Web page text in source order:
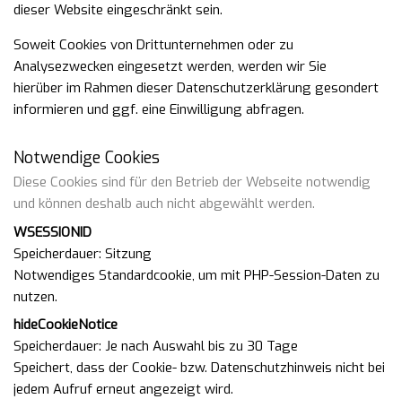
dieser Website eingeschränkt sein.
Soweit Cookies von Drittunternehmen oder zu
Analysezwecken eingesetzt werden, werden wir Sie
hierüber im Rahmen dieser Datenschutzerklärung gesondert
informieren und ggf. eine Einwilligung abfragen.
Notwendige Cookies
Diese Cookies sind für den Betrieb der Webseite notwendig
und können deshalb auch nicht abgewählt werden.
WSESSIONID
Speicherdauer Sitzung
Notwendiges Standardcookie, um mit PHP-Session-Daten zu
nutzen.
hideCookieNotice
Speicherdauer Je nach Auswahl bis zu 30 Tage
Speichert, dass der Cookie- bzw. Datenschutzhinweis nicht bei
jedem Aufruf erneut angezeigt wird.